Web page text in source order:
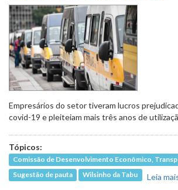
Empresários do setor tiveram lucros
covid-19 e pleiteiam mais três anos de
Tópicos:
Comissão de Desenvolvimento Econômico,
Sugestão de pauta
Wilsinho da Tabu Leia